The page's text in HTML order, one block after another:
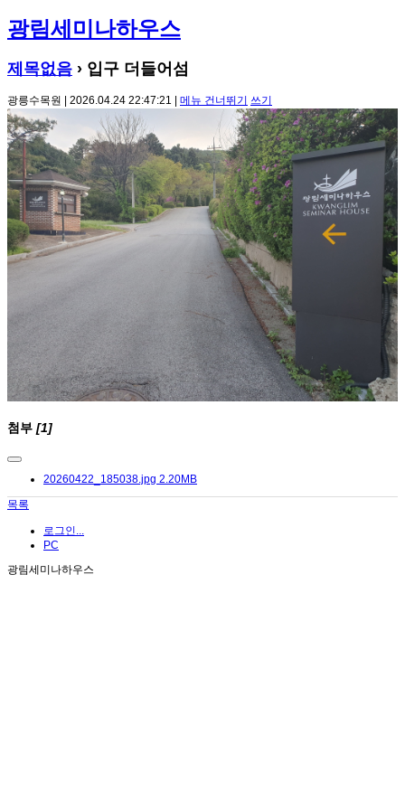
광림세미나하우스
제목없음 › 입구 더들어섬
광릉수목원 | 2026.04.24 22:47:21 | 메뉴 건너뛰기 쓰기
첨부 [1]
20260422_185038.jpg 2.20MB
목록
로그인...
PC
광림세미나하우스